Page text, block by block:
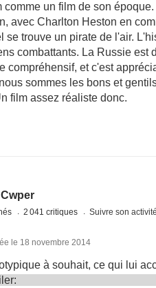
comme un film de son
avec Charlton Heston en
se trouve un pirate de l'air.
combattants. La Russie est
compréhensif, et c'est
sommes les bons et
film assez réaliste donc.
2 041 critiques Suivre son activité
le 18 novembre 2014
à souhait, ce qui lui